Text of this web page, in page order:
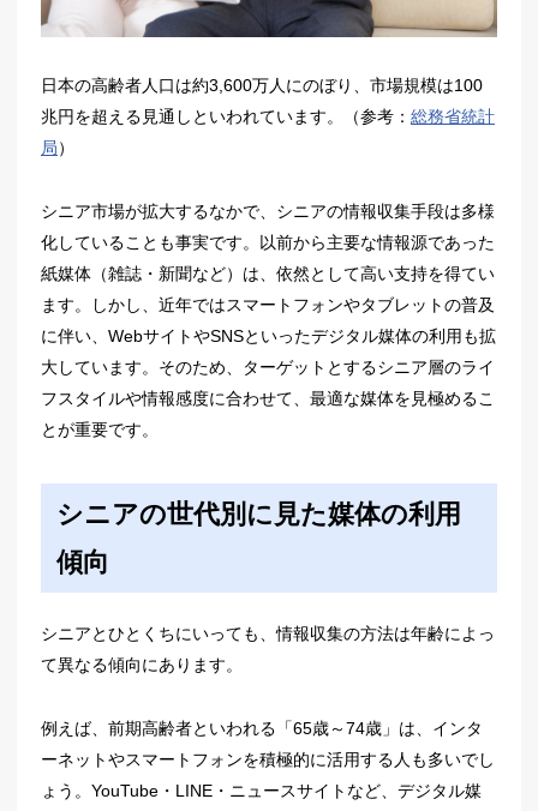
日本の高齢者人口は約3,600万人にのぼり、市場規模は100
兆円を超える見通しといわれています。（参考： 総務省統計
局）
シニア市場が拡大するなかで、シニアの情報収集手段は多様
化していることも事実です。以前から主要な情報源であった
紙媒体（雑誌・新聞など）は、依然として高い支持を得てい
ます。しかし、近年ではスマートフォンやタブレットの普及
に伴い、WebサイトやSNSといったデジタル媒体の利用も拡
大しています。そのため、ターゲットとするシニア層のライ
フスタイルや情報感度に合わせて、最適な媒体を見極めるこ
とが重要です。
シニアの世代別に見た媒体の利用
傾向
シニアとひとくちにいっても、情報収集の方法は年齢によっ
て異なる傾向にあります。
例えば、前期高齢者といわれる「65歳～74歳」は、インタ
ーネットやスマートフォンを積極的に活用する人も多いでし
ょう。YouTube・LINE・ニュースサイトなど、デジタル媒